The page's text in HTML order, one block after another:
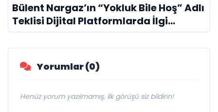
Bülent Nargaz’ın “Yokluk Bile Hoş” Adlı
Teklisi Dijital Platformlarda İlgi
Görmeye Devam Ediyor
Yorumlar (0)
Henüz yorum yazılmamış. İlk görüşü siz bildirin!